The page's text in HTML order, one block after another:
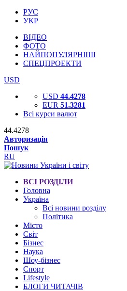
РУС
УКР
ВІДЕО
ФОТО
НАЙПОПУЛЯРНІШІ
СПЕЦПРОЕКТИ
USD
USD 44.4278
EUR 51.3281
Всі курси валют
44.4278
Авторизація
Пошук
RU
ВСІ РОЗДІЛИ
Головна
Україна
Всі новини розділу
Політика
Місто
Світ
Бізнес
Наука
Шоу-бізнес
Спорт
Lifestyle
БЛОГИ ЧИТАЧІВ